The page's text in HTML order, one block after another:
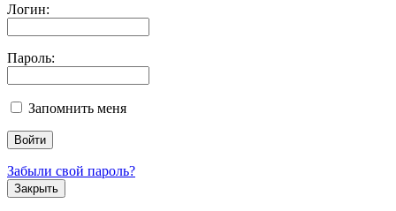
Логин:
Пароль:
Запомнить меня
Забыли свой пароль?
Закрыть